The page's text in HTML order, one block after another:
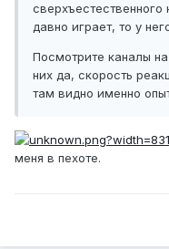
давно играет, то у
Посмотрите каналы
них да, скорость
там видно именно
меня в пехоте.